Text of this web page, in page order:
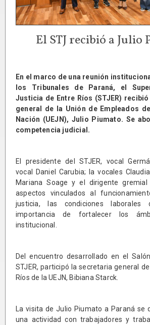
El STJ recibió a Julio
En el marco de una reunión
los Tribunales de Paraná, el
Justicia de Entre Ríos (STJER)
general de la Unión de Empleados
Nación (UEJN), Julio Piumato. Se
competencia judicial.
El presidente del STJER, vocal
vocal Daniel Carubia; la vocales
Mariana Soage y el dirigente
aspectos vinculados al
justicia, las condiciones
importancia de fortalecer los
institucional.
Del encuentro desarrollado en el
STJER, participó la secretaria general
Ríos de la UEJN, Bibiana Starck.
La visita de Julio Piumato a Paraná se
una actividad con trabajadores y